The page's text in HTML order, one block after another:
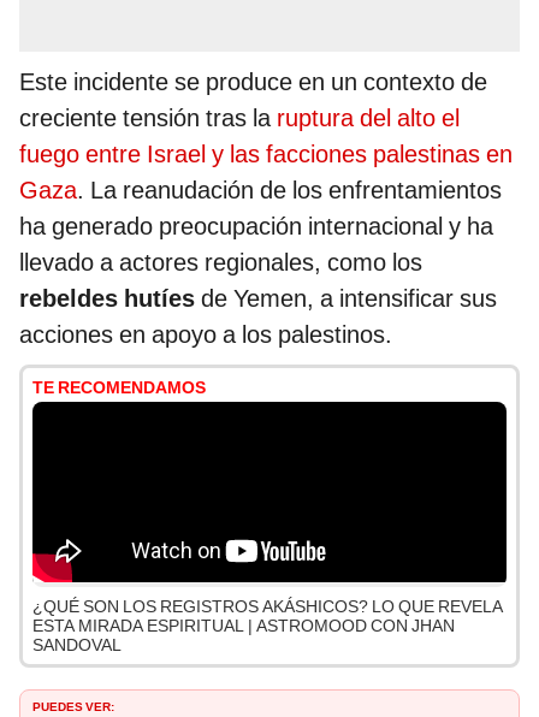
Este incidente se produce en un contexto de
creciente tensión tras la ruptura del alto el
fuego entre Israel y las facciones palestinas en
Gaza. La reanudación de los enfrentamientos
ha generado preocupación internacional y ha
llevado a actores regionales, como los
rebeldes hutíes de Yemen, a intensificar sus
acciones en apoyo a los palestinos.​
TE RECOMENDAMOS
¿QUÉ SON LOS REGISTROS AKÁSHICOS? LO QUE REVELA
ESTA MIRADA ESPIRITUAL | ASTROMOOD CON JHAN
SANDOVAL
PUEDES VER: